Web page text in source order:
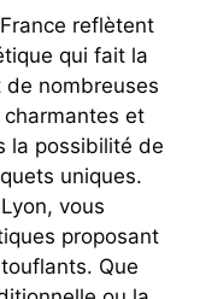
reflètent
qui fait la
de nombreuses
et
la possibilité de
uniques.
vous
proposant
Que